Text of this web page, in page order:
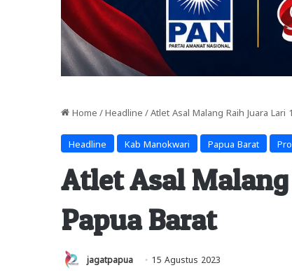
Home / Headline / Atlet Asal Malang Raih Juara Lari
Headline Kab Manokwari Papua Barat
Atlet Asal Malang
Papua Barat
jagatpapua 15 Agustus 2023